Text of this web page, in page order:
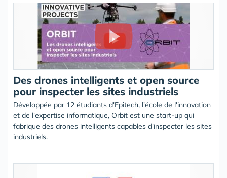
Des drones intelligents et open source
pour inspecter les sites industriels
Développée par 12 étudiants d'Epitech, l'école de l'innovation
et de l'expertise informatique, Orbit est une start-up qui
fabrique des drones intelligents capables d'inspecter les sites
industriels.